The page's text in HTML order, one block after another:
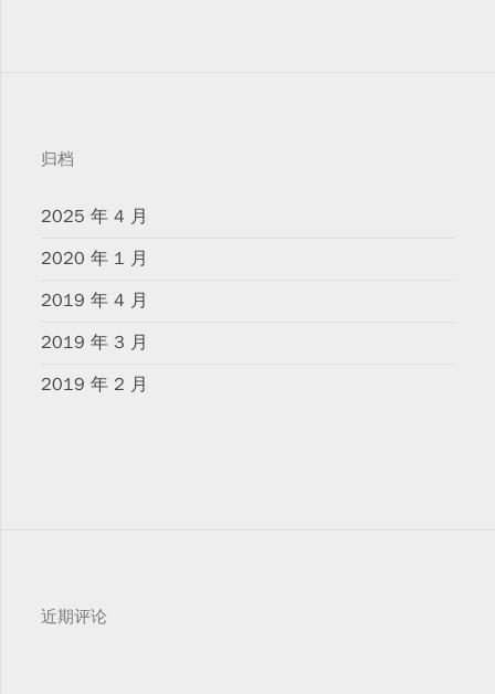
归档
2025 年 4 月
2020 年 1 月
2019 年 4 月
2019 年 3 月
2019 年 2 月
近期评论